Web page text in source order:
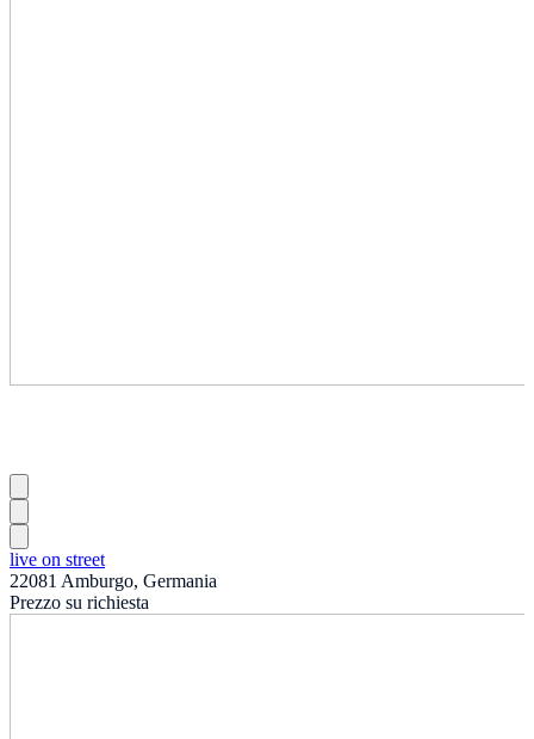
live on street
22081 Amburgo, Germania
Prezzo su richiesta